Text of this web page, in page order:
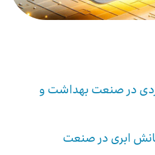
EN
در صنعت بهداشت و
ابری در صنعت